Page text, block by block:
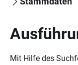
Mit Hilfe des